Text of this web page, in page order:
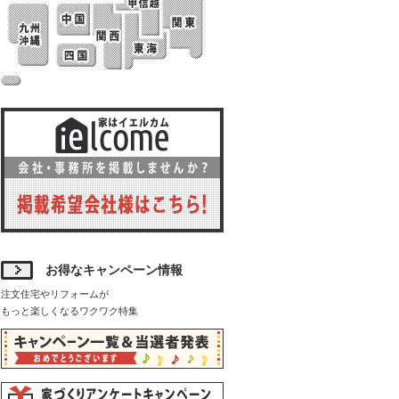
お得なキャンペーン情報
注文住宅やリフォームが
もっと楽しくなるワクワク特集